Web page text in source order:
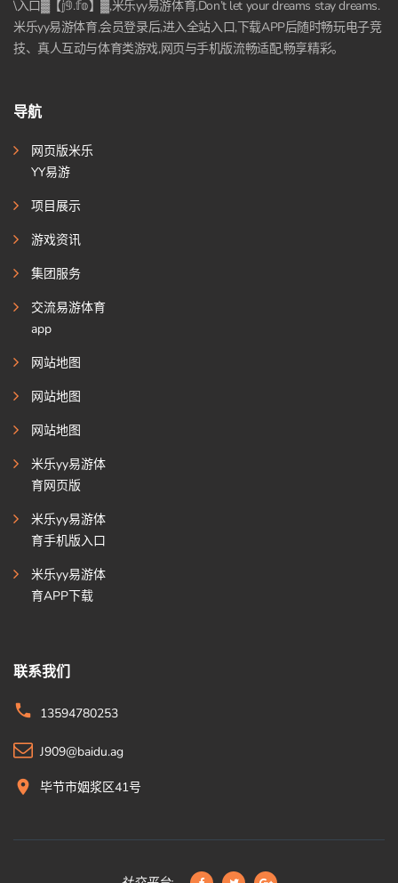
\入口▓【𝕛𝟡.𝕗𝕠】▓,米乐yy易游体育,Don’t let your dreams stay dreams.
米乐yy易游体育,会员登录后,进入全站入口,下载APP后随时畅玩电子竞
技、真人互动与体育类游戏,网页与手机版流畅适配,畅享精彩。
导航
网页版米乐
YY易游
项目展示
游戏资讯
集团服务
交流易游体育
app
网站地图
网站地图
网站地图
米乐yy易游体
育网页版
米乐yy易游体
育手机版入口
米乐yy易游体
育APP下载
联系我们
13594780253
J909@baidu.ag
毕节市姻浆区41号